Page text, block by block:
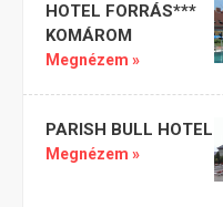
HOTEL FORRÁS***
KOMÁROM
Megnézem »
PARISH BULL HOTEL
Megnézem »